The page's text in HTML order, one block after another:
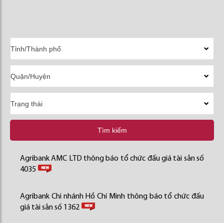
Tìm kiếm
Agribank AMC LTD thông báo tổ chức đấu giá tài sản số
4035
Agribank Chi nhánh Hồ Chí Minh thông báo tổ chức đấu
giá tài sản số 1362